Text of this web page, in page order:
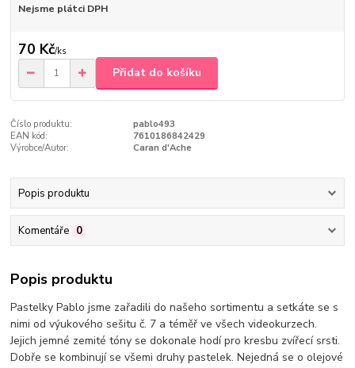
Nejsme plátci DPH
70 Kč/ks
Přidat do košíku
Číslo produktu:
pablo493
EAN kód:
7610186842429
Výrobce/Autor:
Caran d'Ache
Popis produktu
Komentáře 0
Popis produktu
Pastelky Pablo jsme zařadili do našeho sortimentu a setkáte se s
nimi od výukového sešitu č. 7 a téměř ve všech videokurzech.
Jejich jemné zemité tóny se dokonale hodí pro kresbu zvířecí srsti.
Dobře se kombinují se všemi druhy pastelek. Nejedná se o olejové